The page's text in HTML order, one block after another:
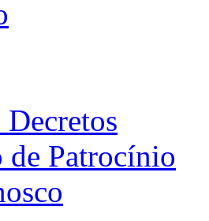
de Patrocínio